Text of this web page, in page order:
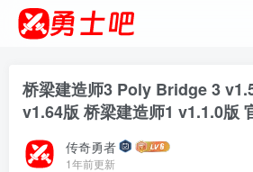
桥梁建造师3 Poly Bridge 3
v1.64版 桥梁建造师1 v1.1.0版
传奇勇者
1年前更新